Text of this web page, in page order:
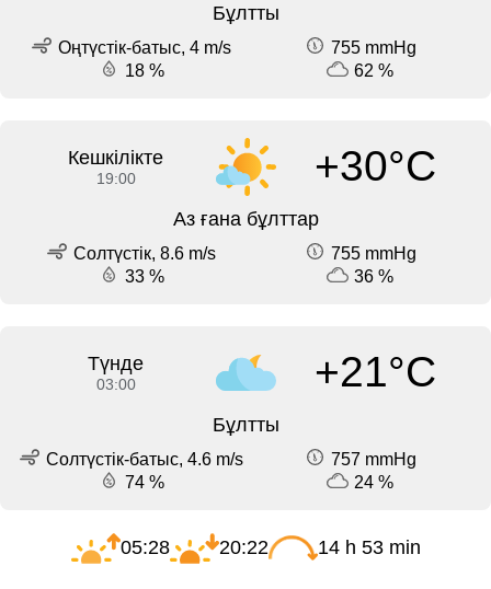
Бұлтты
Оңтүстік-батыс, 4 m/s
755 mmHg
18 %
62 %
Кешкілікте
19:00 +30°C
Аз ғана бұлттар
Солтүстік, 8.6 m/s
755 mmHg
33 %
36 %
Түнде
03:00 +21°C
Бұлтты
Солтүстік-батыс, 4.6 m/s
757 mmHg
74 %
24 %
05:28 20:22 14 h 53 min